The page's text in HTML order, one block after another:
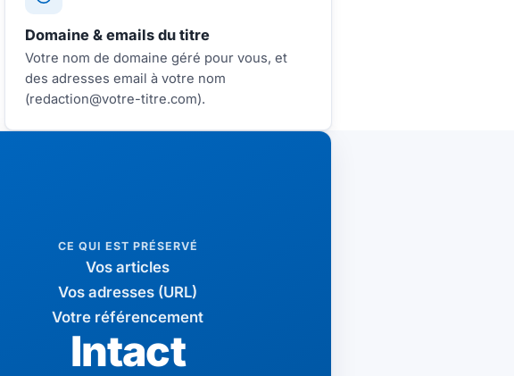
Domaine & emails du titre
Votre nom de domaine géré pour vous, et
des adresses email à votre nom
(redaction@votre-titre.com).
CE QUI EST PRÉSERVÉ
Vos articles
Vos adresses (URL)
Votre référencement
Intact